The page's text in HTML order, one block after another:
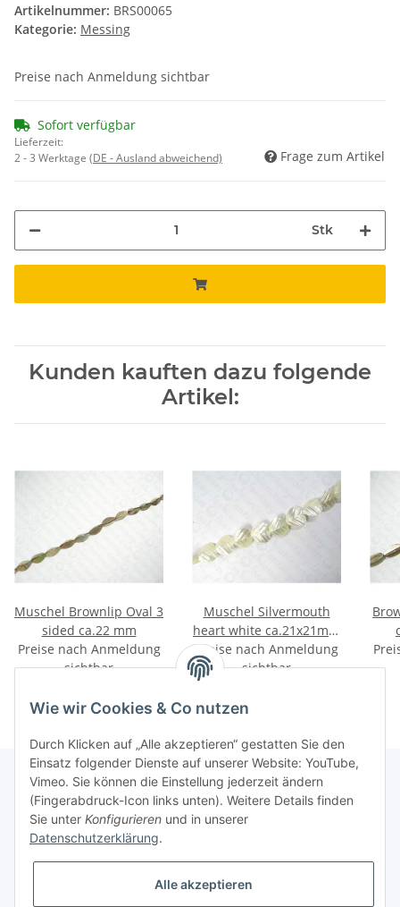
Artikelnummer: BRS00065
Kategorie: Messing
Preise nach Anmeldung sichtbar
Sofort verfügbar
Lieferzeit:
2 - 3 Werktage (DE - Ausland abweichend) Frage zum Artikel
Stk
Kunden kauften dazu folgende
Artikel:
Muschel Brownlip Oval 3
sided ca.22 mm
Preise nach Anmeldung
sichtbar
Muschel Silvermouth
heart white ca.21x21mm
IAH
Preise nach Anmeldung
sichtbar
Informationen
Gesetzliche Informationen
Wie wir Cookies & Co nutzen
Durch Klicken auf „Alle akzeptieren“ gestatten Sie den
Einsatz folgender Dienste auf unserer Website: YouTube,
Vimeo. Sie können die Einstellung jederzeit ändern
(Fingerabdruck-Icon links unten). Weitere Details finden
Sie unter Konfigurieren und in unserer
Datenschutzerklärung.
Alle akzeptieren